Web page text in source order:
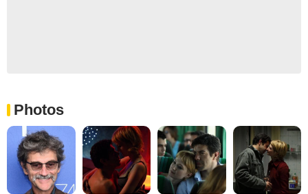
Photos